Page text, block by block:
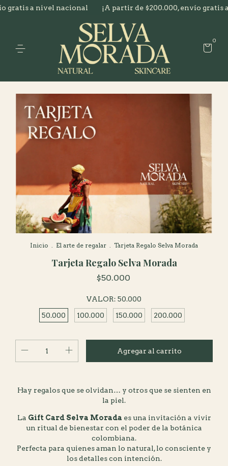
a nivel nacional ¡A partir de $200.000, envío gratis a
0
Inicio El arte de regalar Tarjeta Regalo Selva Morada
Tarjeta Regalo Selva Morada
$50.000
VALOR: 50.000
50.000
100.000 150.000 200.000
Hay regalos que se olvidan… y otros que se sienten en
la piel.
La Gift Card Selva Morada es una invitación a vivir
un ritual de bienestar con el poder de la botánica
colombiana.
Perfecta para quienes aman lo natural, lo consciente y
los detalles con intención.